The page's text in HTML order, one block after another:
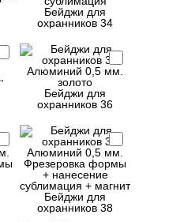
Бейджи для
охранников 34
Бейджи для
охранников 36
Бейджи для
охранников 38